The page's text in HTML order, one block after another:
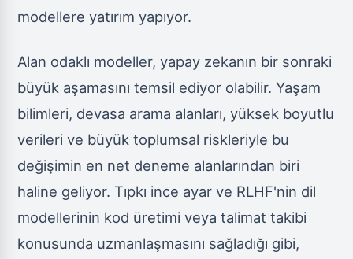
modellere yatırım yapıyor.
Alan odaklı modeller, yapay zekanın bir sonraki
büyük aşamasını temsil ediyor olabilir. Yaşam
bilimleri, devasa arama alanları, yüksek boyutlu
verileri ve büyük toplumsal riskleriyle bu
değişimin en net deneme alanlarından biri
haline geliyor. Tıpkı ince ayar ve RLHF'nin dil
modellerinin kod üretimi veya talimat takibi
konusunda uzmanlaşmasını sağladığı gibi,